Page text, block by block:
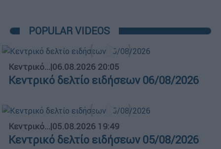
POPULAR VIDEOS
Κεντρικό...|06.08.2026 20:05
Κεντρικό δελτίο ειδήσεων 06/08/2026
Κεντρικό...|05.08.2026 19:49
Κεντρικό δελτίο ειδήσεων 05/08/2026